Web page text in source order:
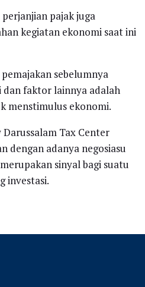
pajak juga
kegiatan ekonomi saat ini
sebelumnya
dan faktor lainnya adalah
menstimulus ekonomi.
Tax Center
dengan adanya negosiasu
sinyal bagi suatu
investasi.